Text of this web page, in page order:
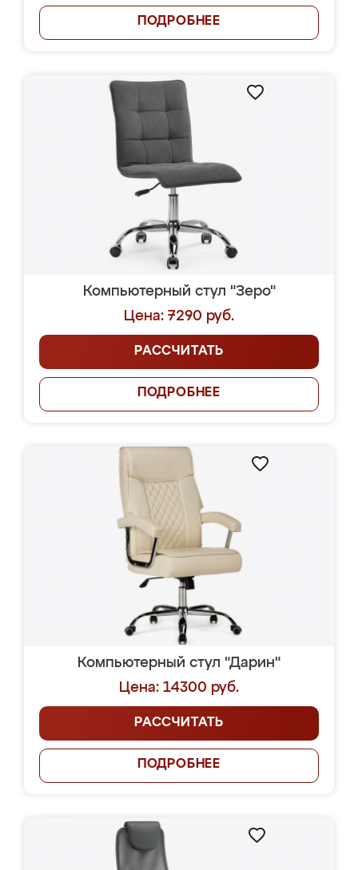
ПОДРОБНЕЕ
Компьютерный стул "Зеро"
Цена: 7290 руб.
РАССЧИТАТЬ
ПОДРОБНЕЕ
Компьютерный стул "Дарин"
Цена: 14300 руб.
РАССЧИТАТЬ
ПОДРОБНЕЕ